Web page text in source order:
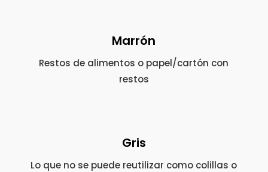
Marrón
Restos de alimentos o papel/cartón con
restos
Gris
Lo que no se puede reutilizar como colillas o